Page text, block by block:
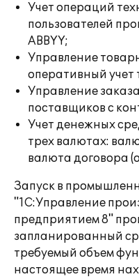
Учет операций
пользователей
ABBYY;
Управление
оперативный учет
Управление
поставщиков с
Учет денежных
трех валютах:
валюта договора
Запуск в
"1С:Управление
предприятием 8"
запланированный
требуемый объем
настоящее время